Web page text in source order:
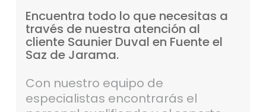
Encuentra todo lo que necesitas a
través de nuestra atención al
cliente Saunier Duval en Fuenteel
Saz de Jarama.
Con nuestro equipo de
especialistas encontrarás el